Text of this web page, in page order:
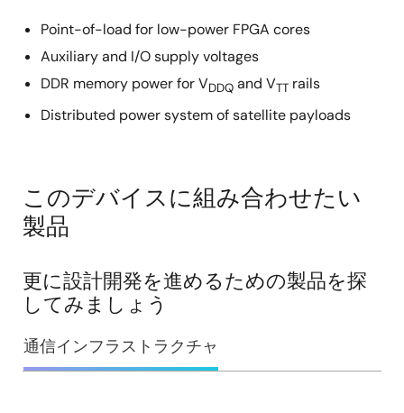
Point-of-load for low-power FPGA cores
Auxiliary and I/O supply voltages
DDR memory power for VDDQ and VTT rails
Distributed power system of satellite payloads
このデバイスに組み合わせたい
製品
更に設計開発を進めるための製品を探
してみましょう
通信インフラストラクチャ